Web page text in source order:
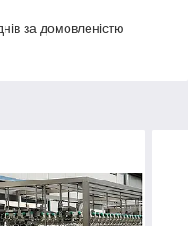
за домовленістю